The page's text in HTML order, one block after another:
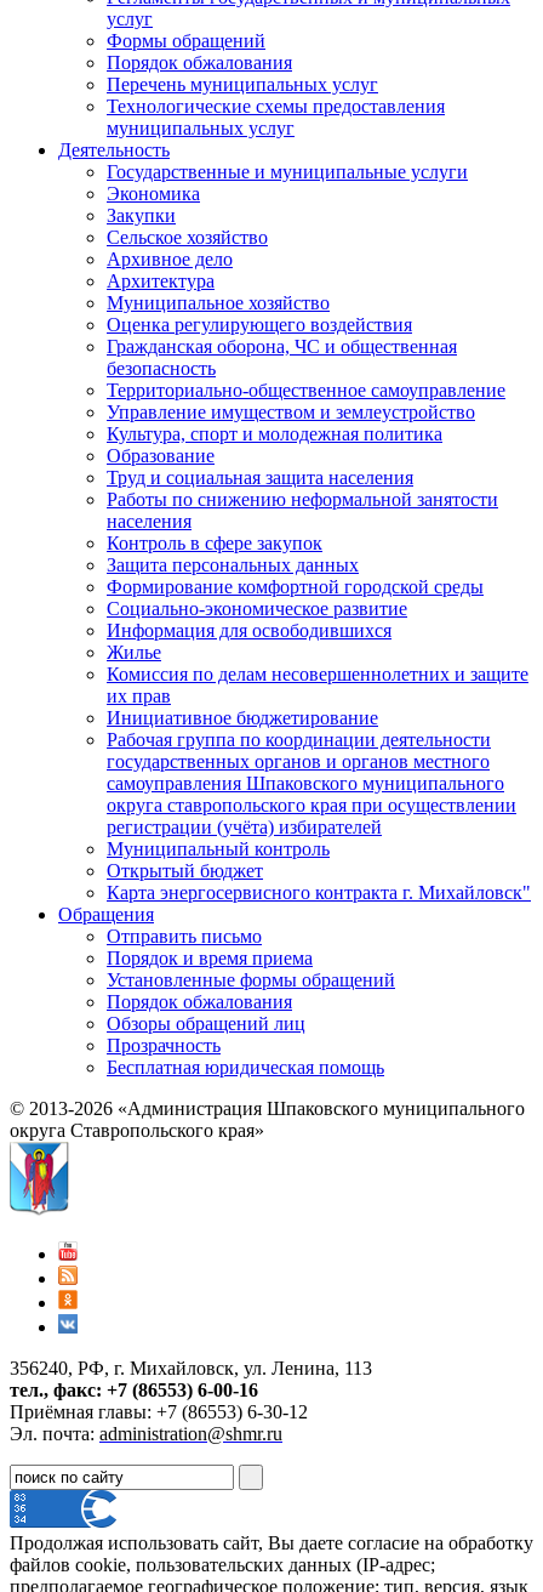
услуг
Формы обращений
Порядок обжалования
Перечень муниципальных услуг
Технологические схемы предоставления
муниципальных услуг
Деятельность
Государственные и муниципальные услуги
Экономика
Закупки
Сельское хозяйство
Архивное дело
Архитектура
Муниципальное хозяйство
Оценка регулирующего воздействия
Гражданская оборона, ЧС и общественная
безопасность
Территориально-общественное самоуправление
Управление имуществом и землеустройство
Культура, спорт и молодежная политика
Образование
Труд и социальная защита населения
Работы по снижению неформальной занятости
населения
Контроль в сфере закупок
Защита персональных данных
Формирование комфортной городской среды
Социально-экономическое развитие
Информация для освободившихся
Жилье
Комиссия по делам несовершеннолетних и защите
их прав
Инициативное бюджетирование
Рабочая группа по координации деятельности
государственных органов и органов местного
самоуправления Шпаковского муниципального
округа ставропольского края при осуществлении
регистрации (учёта) избирателей
Муниципальный контроль
Открытый бюджет
Карта энергосервисного контракта г. Михайловск"
Обращения
Отправить письмо
Порядок и время приема
Установленные формы обращений
Порядок обжалования
Обзоры обращений лиц
Прозрачность
Бесплатная юридическая помощь
© 2013-2026 «Администрация Шпаковского муниципального
округа Ставропольского края»
356240, РФ, г. Михайловск, ул. Ленина, 113
тел., факс: +7 (86553) 6-00-16
Приёмная главы: +7 (86553) 6-30-12
Эл. почта: administration@shmr.ru
Продолжая использовать сайт, Вы даете согласие на обработку
файлов cookie, пользовательских данных (IP-адрес;
предполагаемое географическое положение; тип, версия, язык